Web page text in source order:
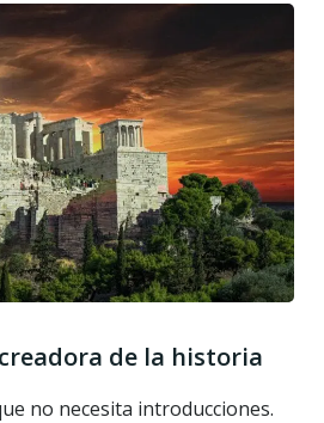
de la historia
no necesita introducciones.